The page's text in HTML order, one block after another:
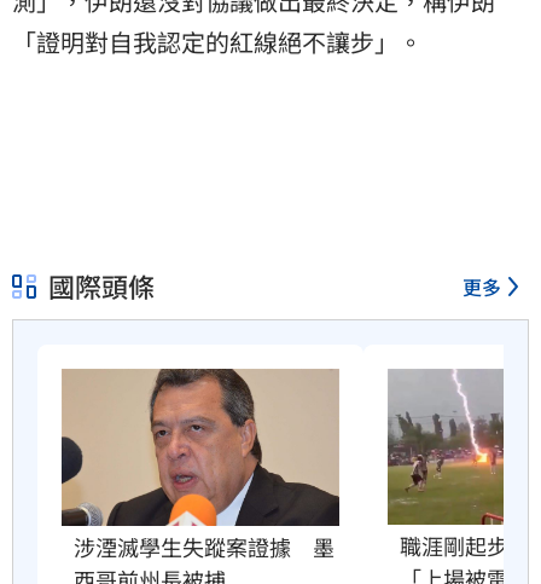
「證明對自我認定的紅線絕不讓步」。
國際頭條 更多
涉湮滅學生失蹤案證據　墨
職涯剛起步　